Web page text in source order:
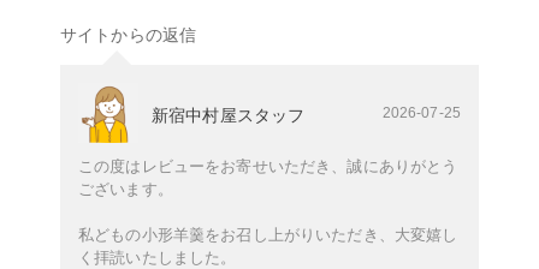
サイトからの返信
新宿中村屋スタッフ 2026-07-25
この度はレビューをお寄せいただき、誠にありがとう
ございます。
私どもの小形羊羹をお召し上がりいただき、大変嬉し
く拝読いたしました。